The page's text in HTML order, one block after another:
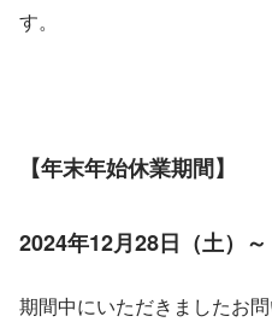
す。
【年末年始休業期間】
2024年12月28日（土）～
期間中にいただきましたお